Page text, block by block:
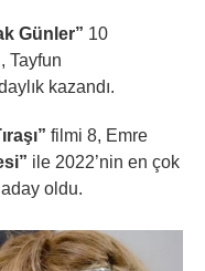
Günler” 10
Tayfun
kazandı.
filmi 8, Emre
ile 2022’nin en çok
oldu.